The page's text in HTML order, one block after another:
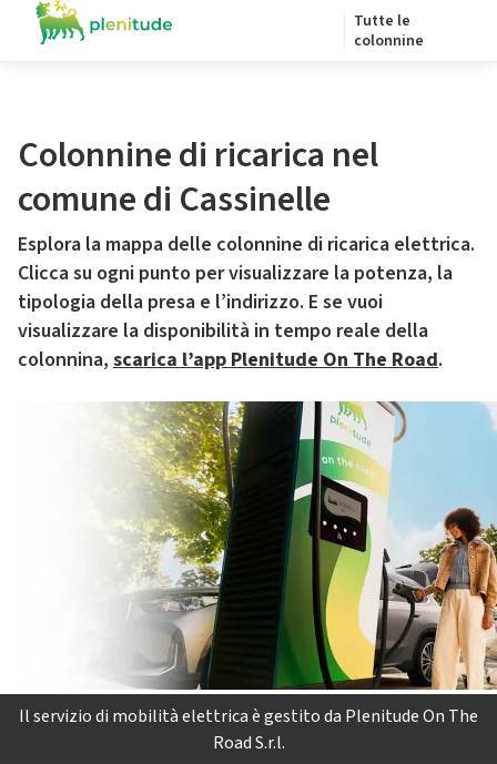
Tutte le
colonnine
Colonnine di ricarica nel
comune di Cassinelle
Esplora la mappa delle colonnine di ricarica elettrica.
Clicca su ogni punto per visualizzare la potenza, la
tipologia della presa e l’indirizzo. E se vuoi
visualizzare la disponibilità in tempo reale della
colonnina, scarica l’app Plenitude On The Road.
Il servizio di mobilità elettrica è gestito da Plenitude On The
Road S.r.l.